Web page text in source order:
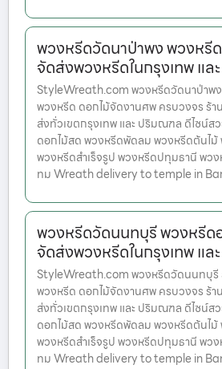
พวงหรีดวัดนาป่าพง พวงหรี
จัดส่งพวงหรีดในกรุงเทพ แ
StyleWreath.com พวงหรีดวัดนาป่าพง
พวงหรีด ดอกไม้จัดงานศพ ครบวงจร ร้
ส่งทั่วเขตกรุงเทพ และ ปริมณฑล ดีไซน์ส
ดอกไม้สด พวงหรีดพัดลม พวงหรีดต้นไม้
พวงหรีดสำเร็จรูป พวงหรีดปทุมธานี พว
ทม Wreath delivery to temple in
พวงหรีดวัดนนทบุรี พวงหรีด
จัดส่งพวงหรีดในกรุงเทพ แ
StyleWreath.com พวงหรีดวัดนนทบุรี
พวงหรีด ดอกไม้จัดงานศพ ครบวงจร ร้
ส่งทั่วเขตกรุงเทพ และ ปริมณฑล ดีไซน์ส
ดอกไม้สด พวงหรีดพัดลม พวงหรีดต้นไม้
พวงหรีดสำเร็จรูป พวงหรีดปทุมธานี พว
ทม Wreath delivery to temple in